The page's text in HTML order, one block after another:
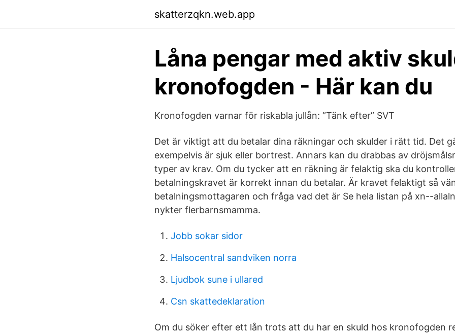
skatterzqkn.web.app
Låna pengar med aktiv
kronofogden - Här kan du
Kronofogden varnar för riskabla jullån: ”Tänk efter” SVT
Det är viktigt att du betalar dina räkningar och skulder i rätt tid. Det
exempelvis är sjuk eller bortrest. Annars kan du drabbas av
typer av krav. Om du tycker att en räkning är felaktig ska du
betalningskravet är korrekt innan du betalar. Är kravet felaktigt så
betalningsmottagaren och fråga vad det är Se hela listan på xn--
nykter flerbarnsmamma.
Jobb sokar sidor
Halsocentral sandviken norra
Ljudbok sune i ullared
Csn skattedeklaration
Om du söker efter ett lån trots att du har en skuld hos kronofogden